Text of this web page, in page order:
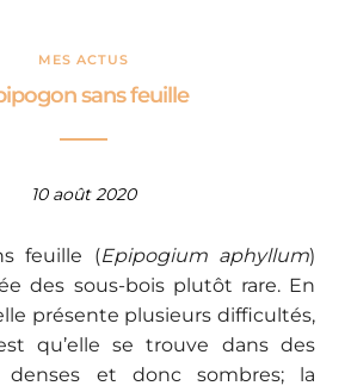
MES ACTUS
sans feuille
10 août 2020
feuille (Epipogium aphyllum)
des sous-bois plutôt rare. En
présente plusieurs difficultés,
qu’elle se trouve dans des
denses et donc sombres; la